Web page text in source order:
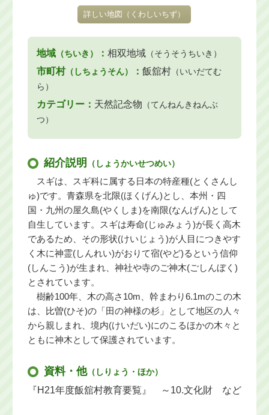
詳しい地図 （くわしいちず）
地域（ちいき） ： 相双地域（そうそうちいき）
市町村（しちょうそん） ： 飯舘村（いいだてむ
ら）
カテゴリー： 天然記念物 （てんねんきねんぶ
つ）
紹介説明 （しょうかいせつめい）
スギは、スギ科に属する日本の特産種(とくさんし
ゅ)です。青森県を北限(ほくげん)とし、本州・四
国・九州の屋久島(やくしま)を南限(なんげん)として
自生しています。スギは寿命(じゅみょう)が長く高木
であるため、その形状(けいじょう)が人目につきやす
く木に神霊(しんれい)がおりて宿(やど)るという信仰
(しんこう)が生まれ、神社や寺のご神木(ごしんぼく)
とされています。
樹齢100年、木の高さ10m、幹まわり6.1mのこの木
は、比曽(ひそ)の「田の神様の杉」として地区の人々
から親しまれ、境内(けいだい)にのこるほかの木々と
ともに神木として保護されています。
資料・他（しりょう・ほか）
『H21年度飯舘村教育要覧』 ～10.文化財 など